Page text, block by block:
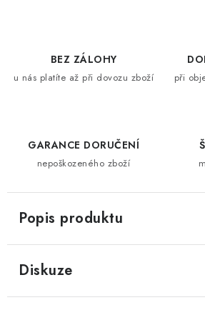
BEZ ZÁLOHY
u nás platíte až při dovozu zboží při
GARANCE DORUČENÍ
nepoškozeného zboží
Popis produktu
Diskuze